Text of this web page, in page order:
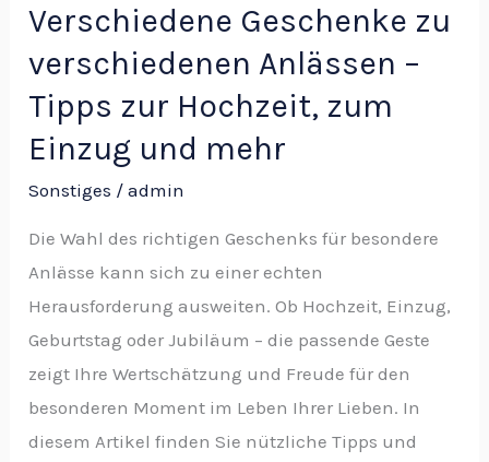
Verschiedene Geschenke zu
verschiedenen Anlässen –
Tipps zur Hochzeit, zum
Einzug und mehr
Sonstiges /admin
Die Wahl des richtigen Geschenks für besondere
Anlässe kann sich zu einer echten
Herausforderung ausweiten. Ob Hochzeit, Einzug,
Geburtstag oder Jubiläum – die passende Geste
zeigt Ihre Wertschätzung und Freude für den
besonderen Moment im Leben Ihrer Lieben. In
diesem Artikel finden Sie nützliche Tipps und
Einzug
und
mehr